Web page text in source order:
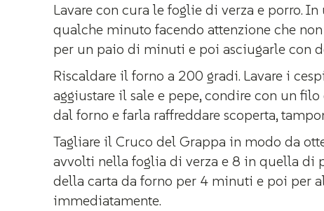
Lavare con cura le foglie di verza e porro.
qualche minuto facendo attenzione che
per un paio di minuti e poi asciugarle con
Riscaldare il forno a 200 gradi. Lavare i
aggiustare il sale e pepe, condire con un
dal forno e farla raffreddare scoperta,
Tagliare il Cruco del Grappa in modo da
avvolti nella foglia di verza e 8 in quella di
della carta da forno per 4 minuti e poi per
immediatamente.